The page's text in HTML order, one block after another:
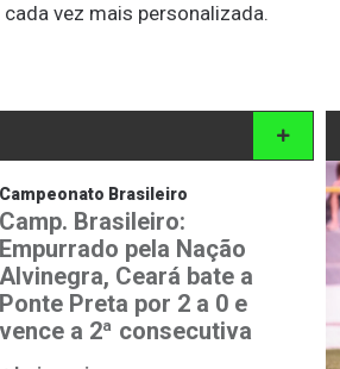
vez mais personalizada.
Campeonato Brasileiro
Camp. Brasileiro:
Empurrado pela Nação
Alvinegra, Ceará bate a
Ponte Preta por 2 a 0 e
vence a 2ª consecutiva